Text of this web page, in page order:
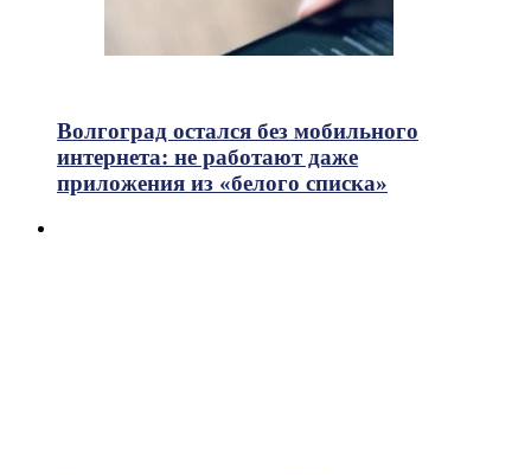
Волгоград остался без мобильного
интернета: не работают даже
приложения из «белого списка»